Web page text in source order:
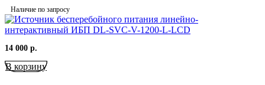
Наличие по запросу
14 000 р.
В корзину